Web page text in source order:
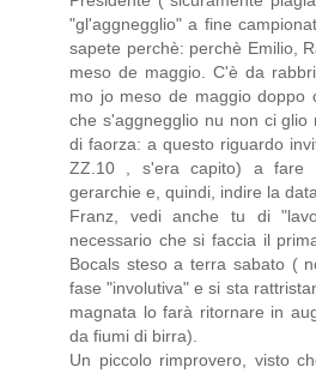
"gl'aggnegglio" a fine
sapete perchè: perchè Emilio,
meso de maggio. C'è da
mo jo meso de maggio doppo
che s'aggnegglio nu non ci glio
di faorza: a questo riguardo
ZZ.10 , s'era capito) a fare
gerarchie e, quindi, indire la
Franz, vedi anche tu di
necessario che si faccia il
Bocals steso a terra sabato (
fase "involutiva" e si sta
magnata lo farà ritornare in
da fiumi di birra).
Un piccolo rimprovero, visto